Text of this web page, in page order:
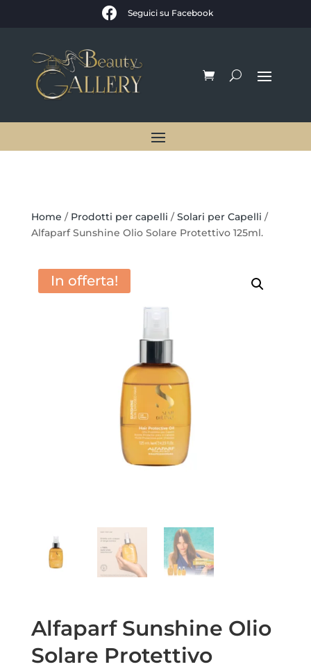
 Seguici su Facebook
Home / Prodotti per capelli /Solari per Capelli /
Alfaparf Sunshine Olio Solare Protettivo 125ml.
In offerta!
Alfaparf Sunshine Olio
Solare Protettivo